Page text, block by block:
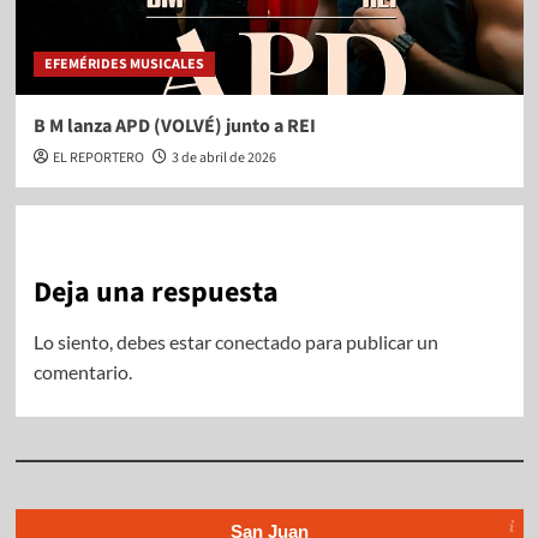
EFEMÉRIDES MUSICALES
B M lanza APD (VOLVÉ) junto a REI
EL REPORTERO 3 de abril de 2026
Deja una respuesta
Lo siento, debes estarconectadopara publicar un
comentario.
San Juan